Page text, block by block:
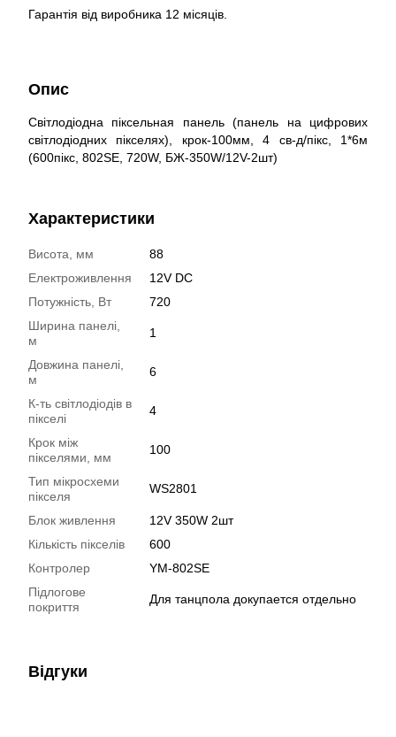
Гарантія від виробника 12 місяців.
Опис
Світлодіодна піксельная панель (панель на цифрових
світлодіодних пікселях), крок-100мм, 4 св-д/пікс, 1*6м
(600пікс, 802SE, 720W, БЖ-350W/12V-2шт)
Характеристики
Висота, мм
88
Електроживлення
12V DC
Потужність, Вт
720
Ширина панелі,
м
1
Довжина панелі,
м
6
К-ть світлодіодів в
пікселі
4
Крок між
пікселями, мм
100
Тип мікросхеми
пікселя
WS2801
Блок живлення
12V 350W 2шт
Кількість пікселів
600
Контролер
YM-802SE
Підлогове
покриття
Для танцпола докупается отдельно
Відгуки